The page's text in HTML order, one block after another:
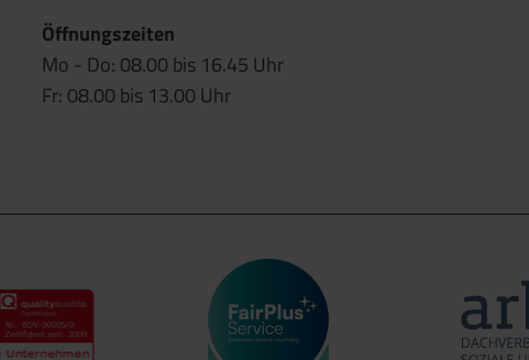
Öffnungszeiten
Mo - Do: 08.00 bis 16.45 Uhr
Fr: 08.00 bis 13.00 Uhr